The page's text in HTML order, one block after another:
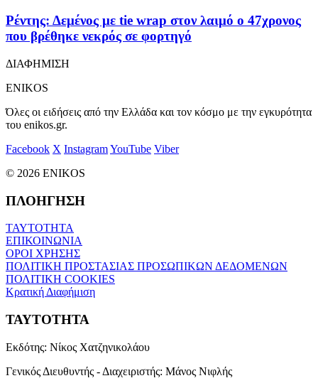
Ρέντης: Δεμένος με tie wrap στον λαιμό ο 47χρονος
που βρέθηκε νεκρός σε φορτηγό
ΔΙΑΦΗΜΙΣΗ
ENIKOS
Όλες οι ειδήσεις από την Ελλάδα και τον κόσμο με την εγκυρότητα
του enikos.gr.
Facebook X InstagramYouTube Viber
© 2026 ENIKOS
ΠΛΟΗΓΗΣΗ
ΤΑΥΤΟΤΗΤΑ
ΕΠΙΚΟΙΝΩΝΙΑ
ΟΡΟΙ ΧΡΗΣΗΣ
ΠΟΛΙΤΙΚΗ ΠΡΟΣΤΑΣΙΑΣ ΠΡΟΣΩΠΙΚΩΝ ΔΕΔΟΜΕΝΩΝ
ΠΟΛΙΤΙΚΗ COOKIES
Κρατική Διαφήμιση
ΤΑΥΤΟΤΗΤΑ
Εκδότης: Νίκος Χατζηνικολάου
Γενικός Διευθυντής - Διαχειριστής: Μάνος Νιφλής